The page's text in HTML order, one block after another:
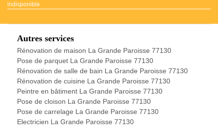
indisponible
Autres services
Rénovation de maison La Grande Paroisse 77130
Pose de parquet La Grande Paroisse 77130
Rénovation de salle de bain La Grande Paroisse 77130
Rénovation de cuisine La Grande Paroisse 77130
Peintre en bâtiment La Grande Paroisse 77130
Pose de cloison La Grande Paroisse 77130
Pose de carrelage La Grande Paroisse 77130
Electricien La Grande Paroisse 77130